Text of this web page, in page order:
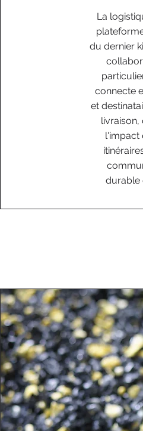
La
du dernier
connecte
et
livraison,
l'impact
durable